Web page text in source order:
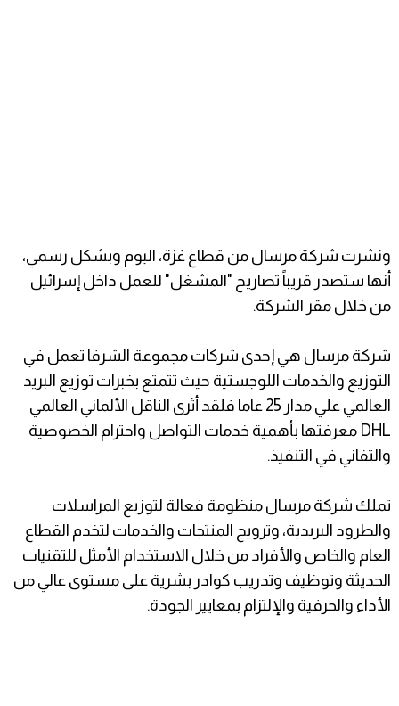
ونشرت شركة مرسال من قطاع غزة، اليوم وبشكل رسمي،
أنها ستصدر قريباً تصاريح "المشغل" للعمل داخل إسرائيل
من خلال مقر الشركة.
شركة مرسال هي إحدى شركات مجموعة الشرفا تعمل في
التوزيع والخدمات اللوجستية حيث تتمتع بخبرات توزيع البريد
العالمي علي مدار 25 عاما فلقد أثرى الناقل الألماني العالمي
DHL معرفتها بأهمية خدمات التواصل واحترام الخصوصية
والتفاني في التنفيذ.
تملك شركة مرسال منظومة فعالة لتوزيع المراسلات
والطرود البريدية، وترويج المنتجات والخدمات لتخدم القطاع
العام والخاص والأفراد من خلال الاستخدام الأمثل للتقنيات
الحديثة وتوظيف وتدريب كوادر بشرية على مستوى عالي من
الأداء والحرفية والإلتزام بمعايير الجودة.